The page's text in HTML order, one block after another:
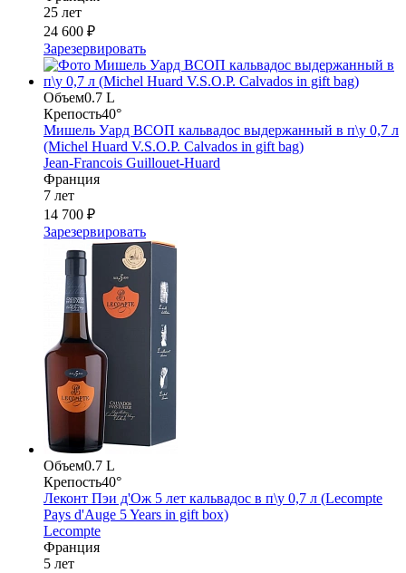
25 лет
24 600 ₽
Зарезервировать
Объем0.7 L
Крепость40°
Мишель Уард ВСОП кальвадос выдержанный в п\у 0,7 л
(Michel Huard V.S.O.P. Calvados in gift bag)
Jean-Francois Guillouet-Huard
Франция
7 лет
14 700 ₽
Зарезервировать
Объем0.7 L
Крепость40°
Леконт Пэи д'Ож 5 лет кальвадос в п\у 0,7 л (Lecompte
Pays d'Auge 5 Years in gift box)
Lecompte
Франция
5 лет